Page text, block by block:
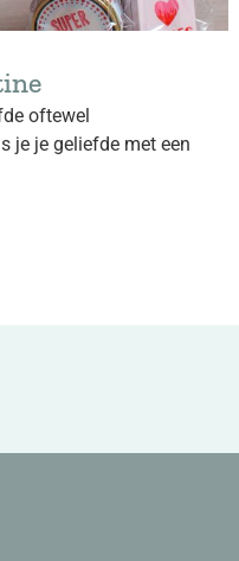
oftewel
je je geliefde met een